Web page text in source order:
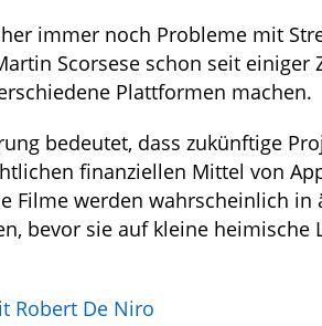
immer noch Probleme mit
Scorsese schon seit einiger
Plattformen machen.
bedeutet, dass zukünftige
finanziellen Mittel von
Filme werden wahrscheinlich in
bevor sie auf kleine heimische
Robert De Niro